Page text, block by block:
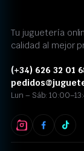
Tu juguetería
calidad al mejor
(+34) 626 32 01
Lun – Sáb: